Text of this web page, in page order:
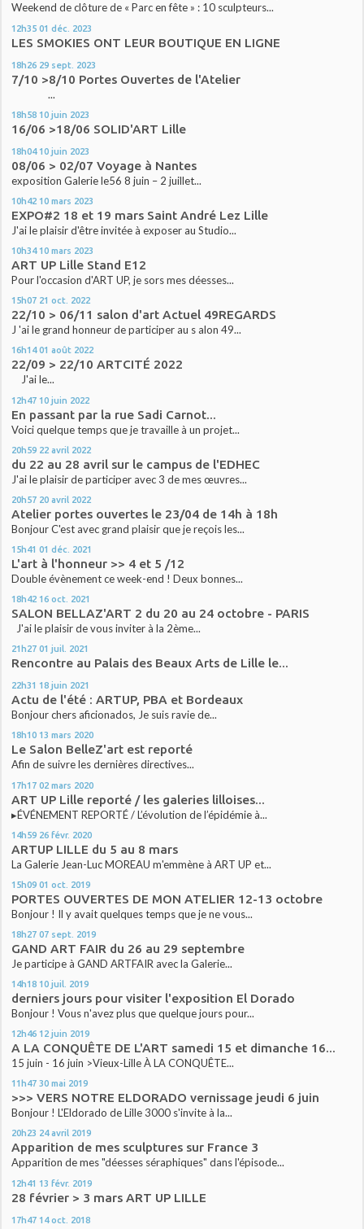
Weekend de clôture de « Parc en fête » : 10 sculpteurs...
12h35 01 déc. 2023
LES SMOKIES ONT LEUR BOUTIQUE EN LIGNE
18h26 29 sept. 2023
7/10 >8/10 Portes Ouvertes de l'Atelier
...
18h58 10 juin 2023
16/06 >18/06 SOLID'ART Lille
18h04 10 juin 2023
08/06 > 02/07 Voyage à Nantes
exposition Galerie le56 8 juin – 2 juillet...
10h42 10 mars 2023
EXPO#2 18 et 19 mars Saint André Lez Lille
J'ai le plaisir d'être invitée à exposer au Studio...
10h34 10 mars 2023
ART UP Lille Stand E12
Pour l'occasion d'ART UP, je sors mes déesses...
15h07 21 oct. 2022
22/10 > 06/11 salon d'art Actuel 49REGARDS
J 'ai le grand honneur de participer au s alon 49...
16h14 01 août 2022
22/09 > 22/10 ARTCITÉ 2022
J'ai le...
12h47 10 juin 2022
En passant par la rue Sadi Carnot...
Voici quelque temps que je travaille à un projet...
20h59 22 avril 2022
du 22 au 28 avril sur le campus de l'EDHEC
J'ai le plaisir de participer avec 3 de mes œuvres...
20h57 20 avril 2022
Atelier portes ouvertes le 23/04 de 14h à 18h
Bonjour C'est avec grand plaisir que je reçois les...
15h41 01 déc. 2021
L'art à l'honneur >> 4 et 5 /12
Double évènement ce week-end ! Deux bonnes...
18h42 16 oct. 2021
SALON BELLAZ'ART 2 du 20 au 24 octobre - PARIS
J'ai le plaisir de vous inviter à la 2ème...
21h27 01 juil. 2021
Rencontre au Palais des Beaux Arts de Lille le...
22h31 18 juin 2021
Actu de l'été : ARTUP, PBA et Bordeaux
Bonjour chers aficionados, Je suis ravie de...
18h10 13 mars 2020
Le Salon BelleZ'art est reporté
Afin de suivre les dernières directives...
17h17 02 mars 2020
ART UP Lille reporté / les galeries lilloises...
▸ÉVÉNEMENT REPORTÉ / L’évolution de l’épidémie à...
14h59 26 févr. 2020
ARTUP LILLE du 5 au 8 mars
La Galerie Jean-Luc MOREAU m'emmène à ART UP et...
15h09 01 oct. 2019
PORTES OUVERTES DE MON ATELIER 12-13 octobre
Bonjour ! Il y avait quelques temps que je ne vous...
18h27 07 sept. 2019
GAND ART FAIR du 26 au 29 septembre
Je participe à GAND ARTFAIR avec la Galerie...
14h18 10 juil. 2019
derniers jours pour visiter l'exposition El Dorado
Bonjour ! Vous n'avez plus que quelque jours pour...
12h46 12 juin 2019
A LA CONQUÊTE DE L'ART samedi 15 et dimanche 16...
15 juin - 16 juin >Vieux-Lille À LA CONQUÊTE...
11h47 30 mai 2019
>>> VERS NOTRE ELDORADO vernissage jeudi 6 juin
Bonjour ! L'Eldorado de Lille 3000 s'invite à la...
20h23 24 avril 2019
Apparition de mes sculptures sur France 3
Apparition de mes "déesses séraphiques" dans l'épisode...
12h41 13 févr. 2019
28 février > 3 mars ART UP LILLE
17h47 14 oct. 2018